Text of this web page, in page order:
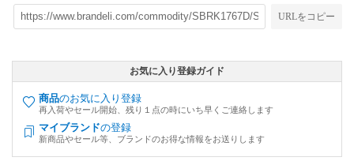
URLをコピー
お気に入り登録ガイド
商品のお気に入り登録
再入荷やセール開始、残り１点の時にいち早くご連絡します
マイブランドの登録
新商品やセール等、ブランドのお得な情報をお送りします